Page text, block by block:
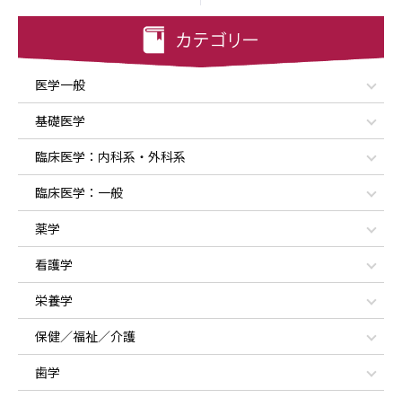
医学一般
基礎医学
臨床医学：内科系・外科系
臨床医学：一般
薬学
看護学
栄養学
保健／福祉／介護
歯学